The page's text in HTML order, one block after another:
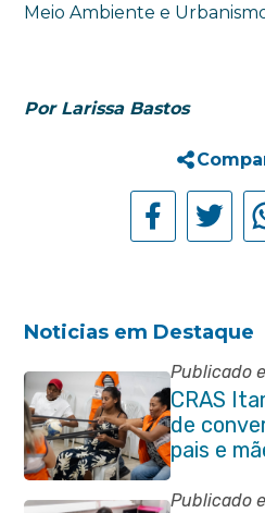
Meio Ambiente e
Por Larissa Bastos
Noticias em Destaque
Publicado
CRAS
de
pais e
Publicado